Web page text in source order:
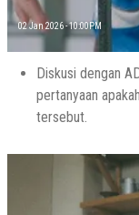
02 Jan 2026 - 10:00PM
Diskusi dengan
pertanyaan
tersebut.